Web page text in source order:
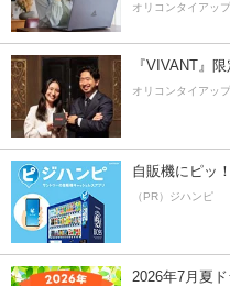
オリコンタイアッ
『VIVANT』
オリコンタイアッ
自販機にピッ
（PR）ジハンピ
2026年7月夏